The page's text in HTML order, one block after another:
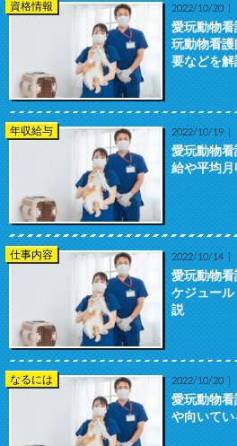
資格情報 2022/10/20
愛玩動物
玩動物看
要などを解
年収給与 2022/10/19
愛玩動物
給や平均
仕事内容 2022/10/14
愛玩動物
ケジュー
説
なるには 2022/10/20
愛玩動物
や向いて